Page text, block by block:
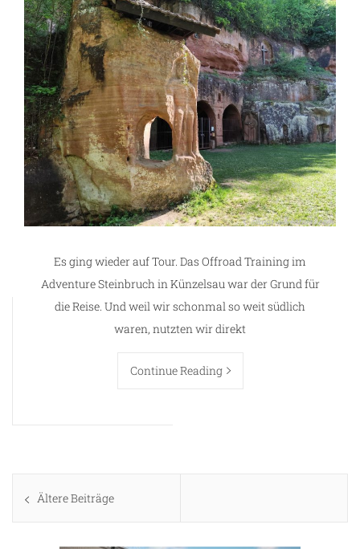
Es ging wieder auf Tour. Das Offroad Training im
Adventure Steinbruch in Künzelsau war der Grund für
die Reise. Und weil wir schonmal so weit südlich
waren, nutzten wir direkt
Continue Reading
Beitragsnavigation
Ältere Beiträge